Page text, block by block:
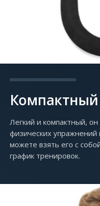
Компактный
Легкий и компактный,
физических
можете взять его с
график тренировок.